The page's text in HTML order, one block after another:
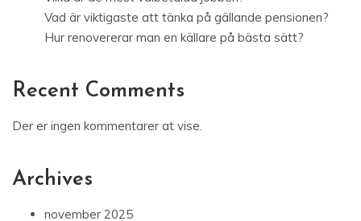
Vad är viktigaste att tänka på gällande pensionen?
Hur renovererar man en källare på bästa sätt?
Recent Comments
Der er ingen kommentarer at vise.
Archives
november 2025